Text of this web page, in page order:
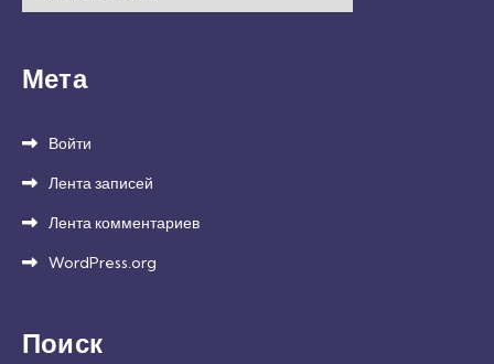
Мета
Войти
Лента записей
Лента комментариев
WordPress.org
Поиск